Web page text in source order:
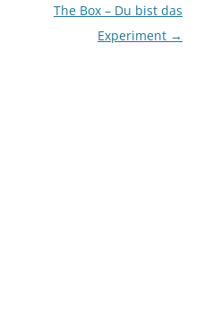
The Box – Du bist das
Experiment →